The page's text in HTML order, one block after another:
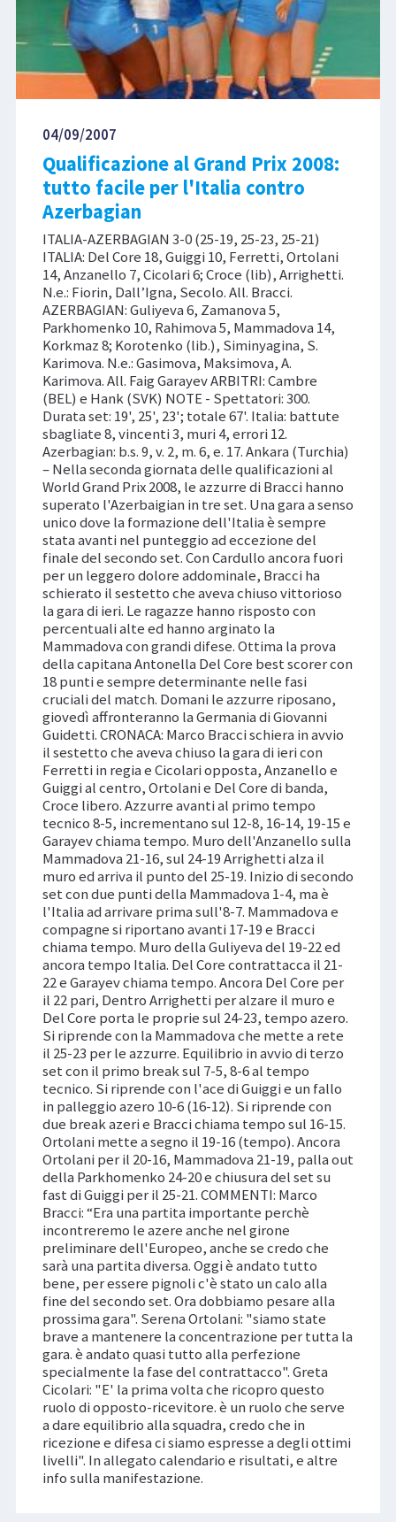
04/09/2007
Qualificazione al Grand Prix 2008:
tutto facile per l'Italia contro
Azerbagian
ITALIA-AZERBAGIAN 3-0 (25-19, 25-23, 25-21)
ITALIA: Del Core 18, Guiggi 10, Ferretti, Ortolani
14, Anzanello 7, Cicolari 6; Croce (lib), Arrighetti.
N.e.: Fiorin, Dall’Igna, Secolo. All. Bracci.
AZERBAGIAN: Guliyeva 6, Zamanova 5,
Parkhomenko 10, Rahimova 5, Mammadova 14,
Korkmaz 8; Korotenko (lib.), Siminyagina, S.
Karimova. N.e.: Gasimova, Maksimova, A.
Karimova. All. Faig Garayev ARBITRI: Cambre
(BEL) e Hank (SVK) NOTE - Spettatori: 300.
Durata set: 19', 25', 23'; totale 67'. Italia: battute
sbagliate 8, vincenti 3, muri 4, errori 12.
Azerbagian: b.s. 9, v. 2, m. 6, e. 17. Ankara (Turchia)
– Nella seconda giornata delle qualificazioni al
World Grand Prix 2008, le azzurre di Bracci hanno
superato l'Azerbaigian in tre set. Una gara a senso
unico dove la formazione dell'Italia è sempre
stata avanti nel punteggio ad eccezione del
finale del secondo set. Con Cardullo ancora fuori
per un leggero dolore addominale, Bracci ha
schierato il sestetto che aveva chiuso vittorioso
la gara di ieri. Le ragazze hanno risposto con
percentuali alte ed hanno arginato la
Mammadova con grandi difese. Ottima la prova
della capitana Antonella Del Core best scorer con
18 punti e sempre determinante nelle fasi
cruciali del match. Domani le azzurre riposano,
giovedì affronteranno la Germania di Giovanni
Guidetti. CRONACA: Marco Bracci schiera in avvio
il sestetto che aveva chiuso la gara di ieri con
Ferretti in regia e Cicolari opposta, Anzanello e
Guiggi al centro, Ortolani e Del Core di banda,
Croce libero. Azzurre avanti al primo tempo
tecnico 8-5, incrementano sul 12-8, 16-14, 19-15 e
Garayev chiama tempo. Muro dell'Anzanello sulla
Mammadova 21-16, sul 24-19 Arrighetti alza il
muro ed arriva il punto del 25-19. Inizio di secondo
set con due punti della Mammadova 1-4, ma è
l'Italia ad arrivare prima sull'8-7. Mammadova e
compagne si riportano avanti 17-19 e Bracci
chiama tempo. Muro della Guliyeva del 19-22 ed
ancora tempo Italia. Del Core contrattacca il 21-
22 e Garayev chiama tempo. Ancora Del Core per
il 22 pari, Dentro Arrighetti per alzare il muro e
Del Core porta le proprie sul 24-23, tempo azero.
Si riprende con la Mammadova che mette a rete
il 25-23 per le azzurre. Equilibrio in avvio di terzo
set con il primo break sul 7-5, 8-6 al tempo
tecnico. Si riprende con l'ace di Guiggi e un fallo
in palleggio azero 10-6 (16-12). Si riprende con
due break azeri e Bracci chiama tempo sul 16-15.
Ortolani mette a segno il 19-16 (tempo). Ancora
Ortolani per il 20-16, Mammadova 21-19, palla out
della Parkhomenko 24-20 e chiusura del set su
fast di Guiggi per il 25-21. COMMENTI: Marco
Bracci: “Era una partita importante perchè
incontreremo le azere anche nel girone
preliminare dell'Europeo, anche se credo che
sarà una partita diversa. Oggi è andato tutto
bene, per essere pignoli c'è stato un calo alla
fine del secondo set. Ora dobbiamo pesare alla
prossima gara". Serena Ortolani: "siamo state
brave a mantenere la concentrazione per tutta la
gara. è andato quasi tutto alla perfezione
specialmente la fase del contrattacco". Greta
Cicolari: "E' la prima volta che ricopro questo
ruolo di opposto-ricevitore. è un ruolo che serve
a dare equilibrio alla squadra, credo che in
ricezione e difesa ci siamo espresse a degli ottimi
livelli". In allegato calendario e risultati, e altre
info sulla manifestazione.